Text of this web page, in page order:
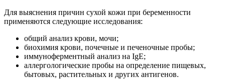
Для выяснения причин сухой кожи при беременности
применяются следующие исследования:
общий анализ крови, мочи;
биохимия крови, почечные и печеночные пробы;
иммуноферментный анализ на IgE;
аллергологические пробы на определение пищевых,
бытовых, растительных и других антигенов.